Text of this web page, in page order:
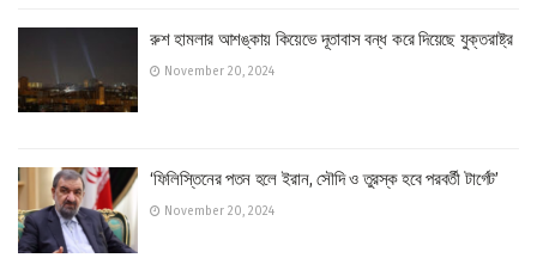
রুশ হামলার আশঙ্কায় কিয়েভে দূতাবাস বন্ধ করে দিয়েছে যুক্তরাষ্ট্র
November 20, 2024
‘ফিলিস্তিনের পতন হলে ইরান, সৌদি ও তুরস্ক হবে পরবর্তী টার্গেট’
November 20, 2024